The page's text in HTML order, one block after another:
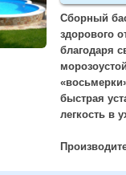
Сборный
здорового
благодаря
быстрая
легкость в